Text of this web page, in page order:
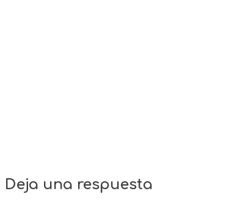
Deja una respuesta